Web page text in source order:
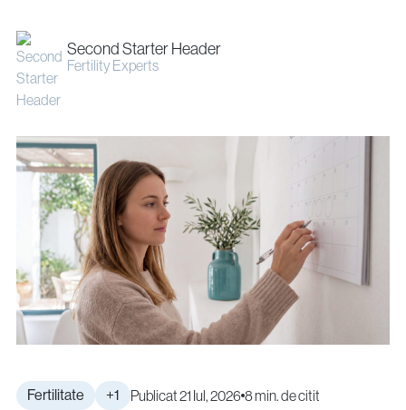
Second Starter Header
Fertility Experts
Fertilitate +1 Publicat 21 Iul, 2026 8 min. de citit